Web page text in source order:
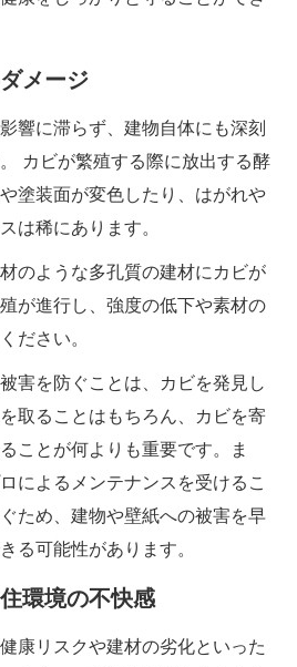
メージ
響に滞らず、建物自体にも深刻
カビが繁殖する際に放出する酵
塗装面が変色したり、はがれや
は稀にあります。
のような多孔質の建材にカビが
が進行し、強度の低下や素材の
ださい。
害を防ぐことは、カビを発見し
取ることはもちろん、カビを寄
ことが何よりも重要です。ま
によるメンテナンスを受けるこ
ため、建物や壁紙への被害を早
る可能性があります。
環境の不快感
康リスクや建材の劣化といった